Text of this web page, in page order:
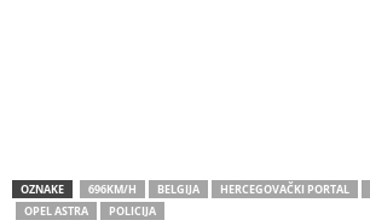
OZNAKE 696KM/H BELGIJA HERCEGOVAČKI PORTAL
OPEL ASTRA
POLICIJA